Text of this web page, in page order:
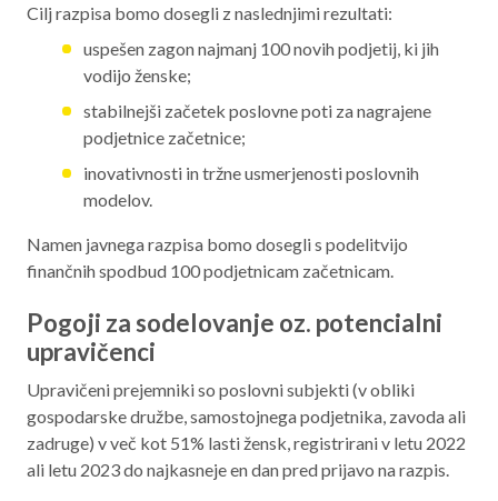
REGIJA
STIK
AKTUALNO
Cilj razpisa bomo dosegli z naslednjimi rezultati:
uspešen zagon najmanj 100 novih podjetij, ki jih
vodijo ženske;
stabilnejši začetek poslovne poti za nagrajene
podjetnice začetnice;
inovativnosti in tržne usmerjenosti poslovnih
modelov.
Namen javnega razpisa bomo dosegli s podelitvijo
finančnih spodbud 100 podjetnicam začetnicam.
Pogoji za sodelovanje oz. potencialni
upravičenci
Upravičeni prejemniki so poslovni subjekti (v obliki
gospodarske družbe, samostojnega podjetnika, zavoda ali
zadruge) v več kot 51% lasti žensk, registrirani v letu 2022
ali letu 2023 do najkasneje en dan pred prijavo na razpis.